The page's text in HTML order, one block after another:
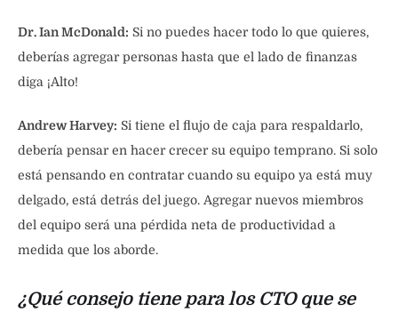
Dr. Ian McDonald: Si no puedes hacer todo lo que quieres,
deberías agregar personas hasta que el lado de finanzas
diga ¡Alto!
Andrew Harvey: Si tiene el flujo de caja para respaldarlo,
debería pensar en hacer crecer su equipo temprano. Si solo
está pensando en contratar cuando su equipo ya está muy
delgado, está detrás del juego. Agregar nuevos miembros
del equipo será una pérdida neta de productividad a
medida que los aborde.
¿Qué consejo tiene para los CTO que se